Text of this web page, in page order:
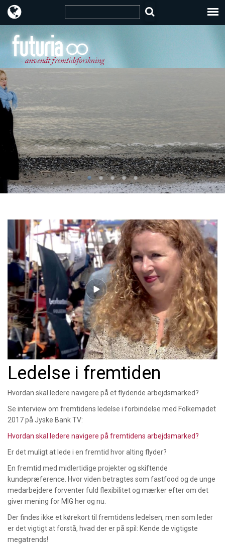
Ledelse i fremtiden
Hvordan skal ledere navigere på et flydende arbejdsmarked?
Se interview om fremtidens ledelse i forbindelse med Folkemødet
2017 på Jyske Bank TV:
Hvordan skal ledere navigere på fremtidens arbejdsmarked?
Er det muligt at lede i en fremtid hvor alting flyder?
En fremtid med midlertidige projekter og skiftende
kundepræference. Hvor viden betragtes som fastfood og de unge
medarbejdere forventer fuld flexibilitet og mærker efter om det
giver mening for MIG her og nu.
Der findes ikke et kørekort til fremtidens ledelsen, men som leder
er det vigtigt at forstå, hvad der er på spil: Kende de vigtigste
megatrends!